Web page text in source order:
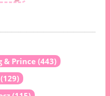
& Prince (443)
(129)